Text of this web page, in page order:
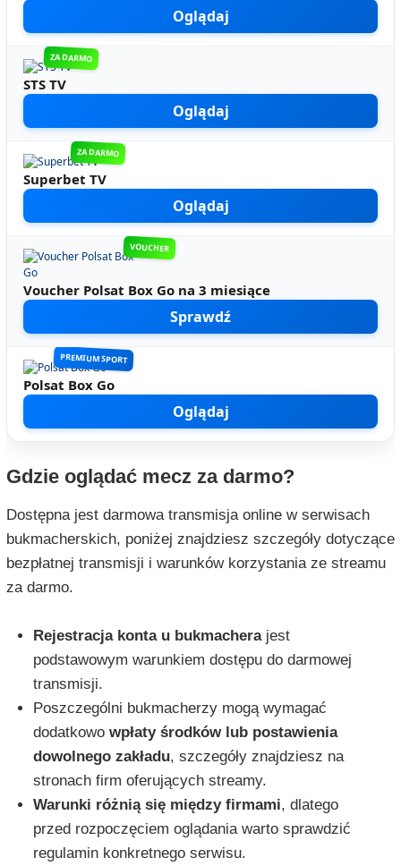
Oglądaj
ZA DARMO
STS TV
Oglądaj
ZA DARMO
Superbet TV
Oglądaj
VOUCHER
Voucher Polsat Box Go na 3 miesiące
Sprawdź
PREMIUM SPORT
Polsat Box Go
Oglądaj
Gdzie oglądać mecz za darmo?
Dostępna jest darmowa transmisja online w serwisach
bukmacherskich, poniżej znajdziesz szczegóły dotyczące
bezpłatnej transmisji i warunków korzystania ze streamu
za darmo.
Rejestracja konta u bukmacherajest
podstawowym warunkiem dostępu do darmowej
transmisji.
Poszczególni bukmacherzy mogą wymagać
dodatkowo wpłaty środków lub postawienia
dowolnego zakładu, szczegóły znajdziesz na
stronach firm oferujących streamy.
Warunki różnią się między firmami, dlatego
przed rozpoczęciem oglądania warto sprawdzić
regulamin konkretnego serwisu.